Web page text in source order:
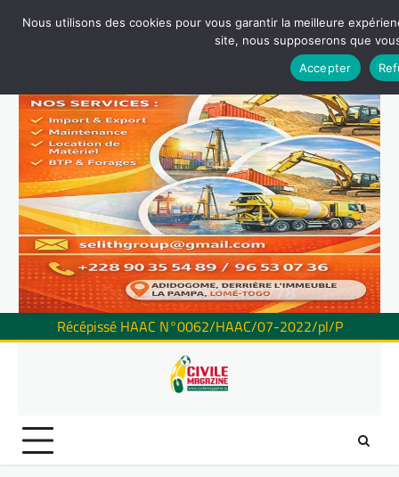
Récépissé HAAC N°0062/HAAC/07-2022/pl/P
Nous utilisons des cookies pour vous garantir la meilleure
site, nous supposerons que
Accepter